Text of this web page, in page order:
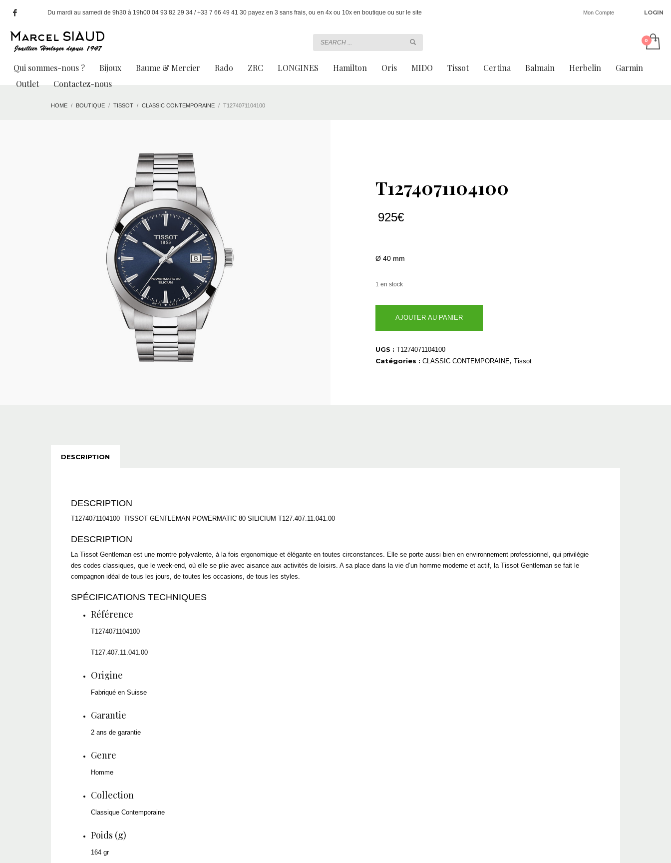
Du mardi au samedi de 9h30 à 19h00 04 93 82 29 34 / +33 7 66 49 41 30 payez en 3 sans frais, ou en 4x ou 10x en boutique ou sur le site Mon Compte LOGIN
Qui sommes-nous ? Bijoux Baume & Mercier Rado ZRC LONGINES Hamilton Oris MIDO Tissot Certina Balmain Herbelin
Garmin
Outlet
Contactez-nous
HOME BOUTIQUE TISSOT CLASSIC CONTEMPORAINE T1274071104100
T1274071104100
925€
Ø 40 mm
1 en stock
T1274071104100
AJOUTER AU PANIER
UGS : T1274071104100
Catégories : CLASSIC CONTEMPORAINE, Tissot
DESCRIPTION
DESCRIPTION
T1274071104100 TISSOT GENTLEMAN POWERMATIC 80 SILICIUM T127.407.11.041.00
DESCRIPTION
La Tissot Gentleman est une montre polyvalente, à la fois ergonomique et élégante en toutes circonstances. Elle se porte aussi bien en environnement professionnel, qui privilégie
des codes classiques, que le week-end, où elle se plie avec aisance aux activités de loisirs. A sa place dans la vie d’un homme moderne et actif, la Tissot Gentleman se fait le
compagnon idéal de tous les jours, de toutes les occasions, de tous les styles.
SPÉCIFICATIONS TECHNIQUES
Référence
T1274071104100
T127.407.11.041.00
Origine
Fabriqué en Suisse
Garantie
2 ans de garantie
Genre
Homme
Collection
Classique Contemporaine
Poids (g)
164 gr